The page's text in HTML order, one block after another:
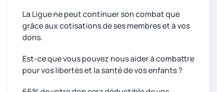
La Ligue ne peut continuer son combat que
grâce aux cotisations de ses membres et à vos
dons.
Est-ce que vous pouvez nous aider à combattre
pour vos libertés et la santé de vos enfants ?